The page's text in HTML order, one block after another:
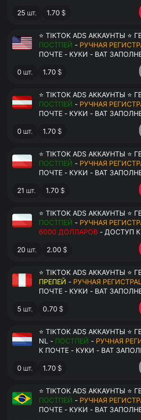
25 шт. 1.70 $
⭐ TIKTOK ADS АККАУНТЫ ⭐
ПОСТПЕЙ - РУЧНАЯ
ПОЧТЕ - КУКИ - ВАТ
0 шт. 1.70 $
⭐ TIKTOK ADS АККАУНТЫ ⭐
ПОСТПЕЙ - РУЧНАЯ
ПОЧТЕ - КУКИ - ВАТ
0 шт. 1.70 $
⭐ TIKTOK ADS АККАУНТЫ ⭐
ПОСТПЕЙ - РУЧНАЯ
ПОЧТЕ - КУКИ - ВАТ
21 шт. 1.70 $
⭐ TIKTOK ADS АККАУНТЫ ⭐
ПОСТПЕЙ - РУЧНАЯ
6000 ДОЛЛАРОВ - ДОСТУП
ЗАПОЛНЕН - ПЕРЕДАЧА В
20 шт. 2.00 $
⭐ TIKTOK ADS АККАУНТЫ ⭐
ПРЕПЕЙ - РУЧНАЯ
ПОЧТЕ - КУКИ - ВАТ
5 шт. 0.70 $
⭐ TIKTOK ADS АККАУНТЫ
NL - ПОСТПЕЙ - РУЧНАЯ
К ПОЧТЕ - КУКИ - ВАТ
0 шт. 1.70 $
⭐ TIKTOK ADS АККАУНТЫ ⭐
ПОСТПЕЙ - РУЧНАЯ
ПОЧТЕ - КУКИ - ВАТ